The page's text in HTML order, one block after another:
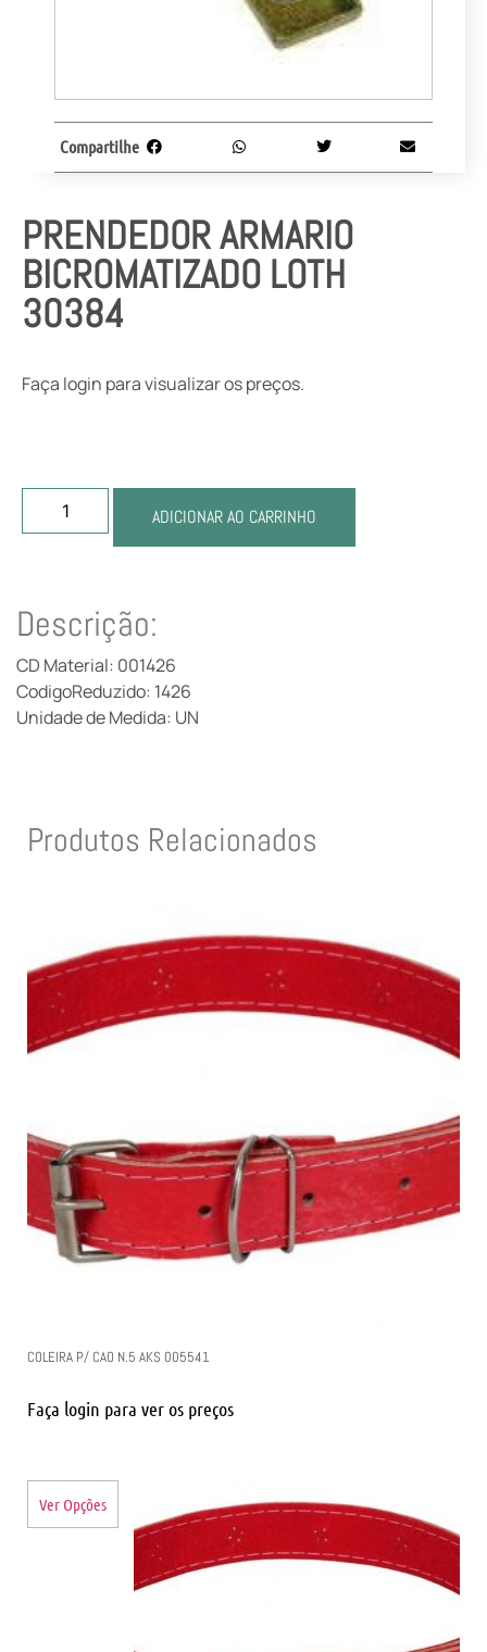
PRENDEDOR ARMARIO
BICROMATIZADO LOTH
30384
Faça login para visualizar os preços.
ADICIONAR AO CARRINHO
Compartilhe
Descrição:
CD Material: 001426
CodigoReduzido: 1426
Unidade de Medida: UN
Produtos Relacionados
COLEIRA P/ CAO N.5 AKS 005541
Faça login para ver os preços
Ver Opções